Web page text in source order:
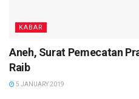
KABAR
Aneh, Surat Pemecatan
Raib
5 JANUARY 2019